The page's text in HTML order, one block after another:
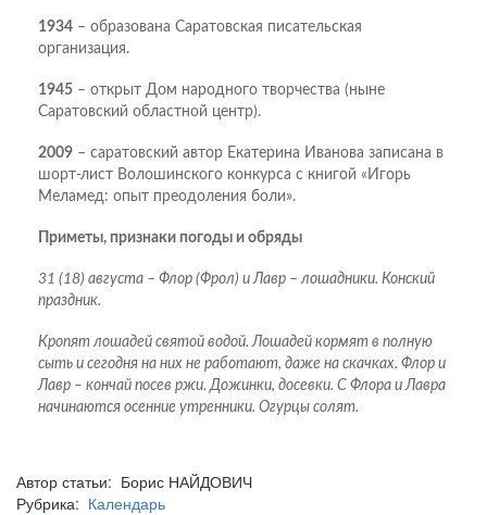
1934 – образована Саратовская писательская
организация.
1945 – открыт Дом народного творчества (ныне
Саратовский областной центр).
2009 – саратовский автор Екатерина Иванова записана в
шорт-лист Волошинского конкурса с книгой «Игорь
Меламед: опыт преодоления боли».
Приметы, признаки погоды и обряды
31 (18) августа – Флор (Фрол) и Лавр – лошадники. Конский
праздник.
Кропят лошадей святой водой. Лошадей кормят в полную
сыть и сегодня на них не работают, даже на скачках. Флор и
Лавр – кончай посев ржи. Дожинки, досевки. С Флора и Лавра
начинаются осенние утренники. Огурцы солят.
Автор статьи: Борис НАЙДОВИЧ
Рубрика: Календарь